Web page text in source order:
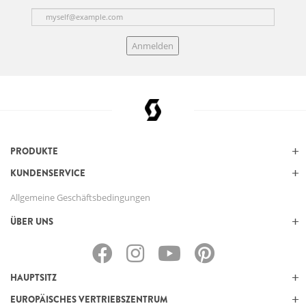
Anmelden
PRODUKTE
KUNDENSERVICE
Allgemeine Geschäftsbedingungen
ÜBER UNS
HAUPTSITZ
EUROPÄISCHES VERTRIEBSZENTRUM